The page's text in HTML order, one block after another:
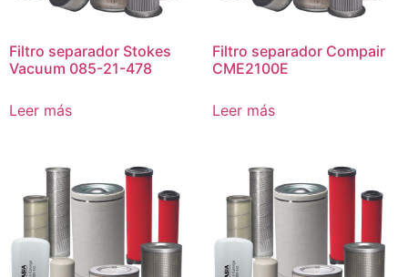
Filtro separador Stokes
Vacuum 085-21-478
Leer más
Filtro separador Compair
CME2100E
Leer más